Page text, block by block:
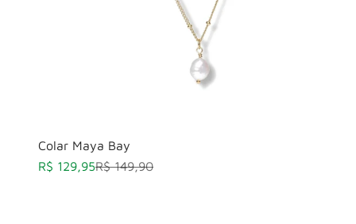
Colar Maya Bay
Preço promocional
R$ 129,95Preço normal
R$ 149,90